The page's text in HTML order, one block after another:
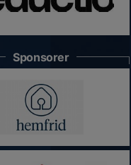
Sponsorer